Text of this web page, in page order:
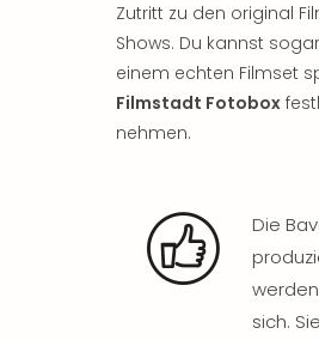
Zutritt zu den original
Shows. Du kannst
einem echten Filmset
Filmstadt Fotobox
nehmen.
Die
sich.